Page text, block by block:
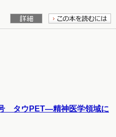
タウPET―精神医学領域に